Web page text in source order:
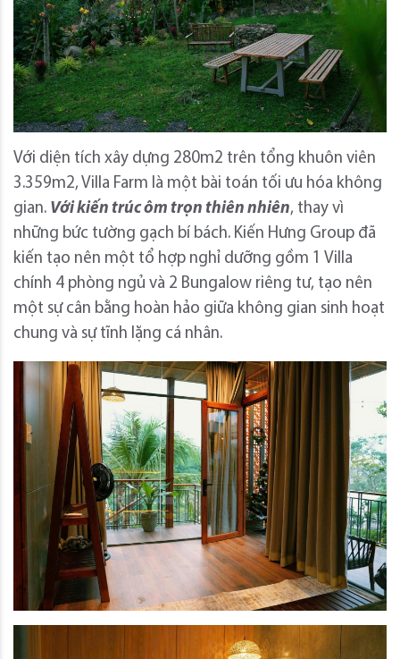
Với diện tích xây dựng 280m2 trên tổng khuôn viên
3.359m2, Villa Farm là một bài toán tối ưu hóa không
gian. Với kiến trúc ôm trọn thiên nhiên, thay vì
những bức tường gạch bí bách. Kiến Hưng Group đã
kiến tạo nên một tổ hợp nghỉ dưỡng gồm 1 Villa
chính 4 phòng ngủ và 2 Bungalow riêng tư, tạo nên
một sự cân bằng hoàn hảo giữa không gian sinh hoạt
chung và sự tĩnh lặng cá nhân.